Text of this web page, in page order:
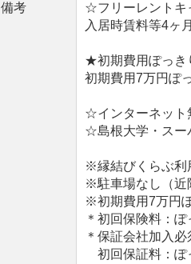
備考
☆フリーレント
入居時賃料等4ヶ
★初期費用ぽっ
初期費用7万円ぽ
☆インターネット
☆島根大学・スー
※縁結びくらぶ利
※駐車場なし（近
※初期費用7万円
＊初回保険料：
＊保証会社加入
初回保証料：ぽ